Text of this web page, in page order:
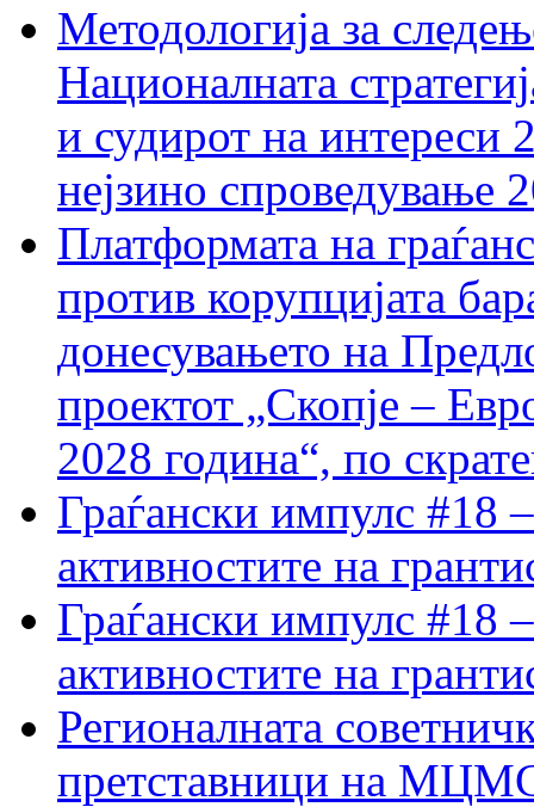
Методологија за
Националната
и судирот на интереси
нејзино спроведување
Платформата на
против корупцијата
донесувањето на
проектот „Скопје –
2028 година“, по
Граѓански импулс #18
активностите на
Граѓански импулс #18
активностите на
Регионалната
претставници на МЦМС